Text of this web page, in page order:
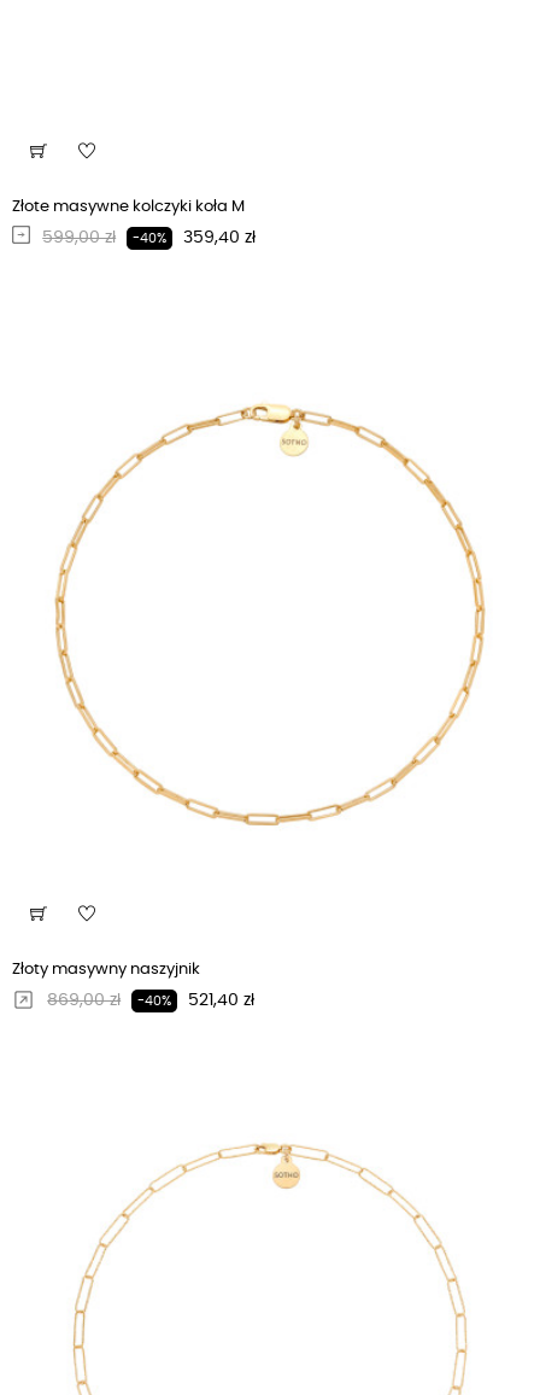
Złote masywne kolczyki koła M
Regularna cena
599,00 zł -40% Cena
359,40 zł
Złoty masywny naszyjnik
Regularna cena
869,00 zł -40% Cena
521,40 zł